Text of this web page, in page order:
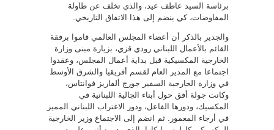
برئاسة السيد عاطف عيد، والذي تخلف عن طاولة
المفاوضات، كي ينضم إلى هذا الاتفاق التاريخي.
والجدير بالذكر أن أعضاء المجلس العالمي قاموا برفقة
القائم بالأعمال اللبناني رودي قزي، بزيارة مبنى وزارة
الخارجية المكسيكية قبل بداية أعمال المجلس، وعقدوا
اجتماعا مع المدير العام لقسم أفريقيا والشرق الأوسط
في وزارة الخارجية السفير جورج ألفاريز فوانتاس،
وكانت جولة أفق حول أبناء الجالية اللبنانية في
المكسيك، ودورها الفاعل، ودور الاغتراب اللبناني المميز
في أرجاء المعمور. ثم انضم إلى الاجتماع وزير الخارجية